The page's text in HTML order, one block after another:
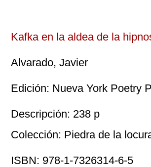
Kafka en la aldea de la
Alvarado, Javier
Edición: Nueva York Poetry
Descripción: 238 p
Colección: Piedra de la
ISBN: 978-1-7326314-6-5